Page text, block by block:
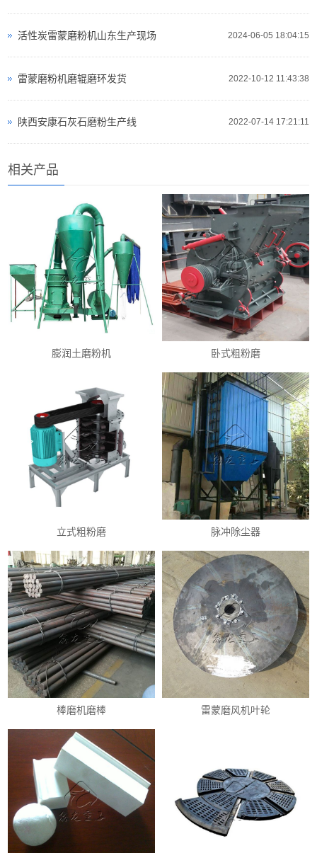
2024-06-05 18:04:15
活性炭雷蒙磨粉机山东生产现场
2022-10-12 11:43:38
雷蒙磨粉机磨辊磨环发货
2022-07-14 17:21:11
陕西安康石灰石磨粉生产线
相关产品
膨润土磨粉机 卧式粗粉磨
立式粗粉磨 脉冲除尘器
棒磨机磨棒 雷蒙磨风机叶轮